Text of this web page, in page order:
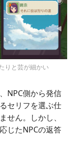
りと芸が細かい
NPC側から発信
セリフを選ぶ仕
せん。しかし、
じたNPCの返答